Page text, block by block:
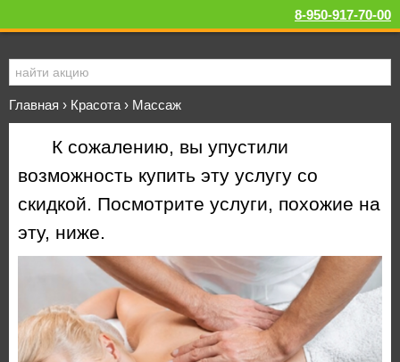
8-950-917-70-00
Главная › Красота › Массаж
К сожалению, вы упустили
возможность купить эту услугу со
скидкой. Посмотрите услуги, похожие на
эту, ниже.